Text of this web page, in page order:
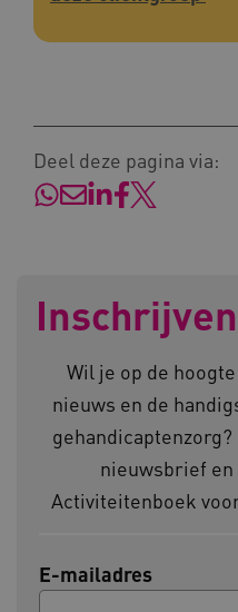
Deel deze pagina via:
Wil je op de
nieuws en de
nieuwsbrief
Activiteitenboek
E-mailadres
ervoor dat de website
__Secure-
ROLLOUT_TOKEN
__cf_bm
BCSessionID